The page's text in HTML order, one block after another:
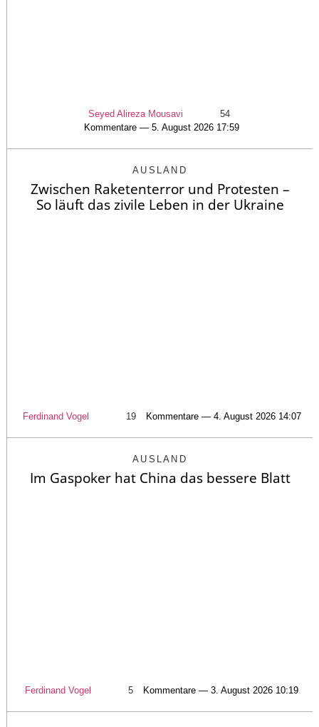
Seyed Alireza Mousavi
54
Kommentare — 5. August 2026 17:59
AUSLAND
Zwischen Raketenterror und Protesten –
So läuft das zivile Leben in der Ukraine
Ferdinand Vogel 19 Kommentare — 4. August 2026 14:07
AUSLAND
Im Gaspoker hat China das bessere Blatt
Ferdinand Vogel 5 Kommentare — 3. August 2026 10:19